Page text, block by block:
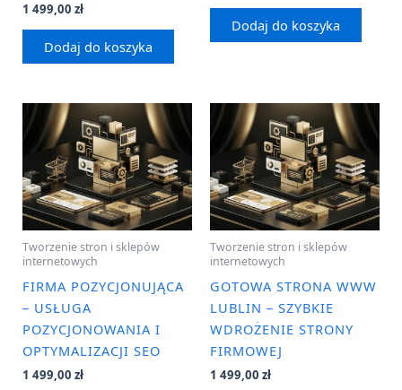
1 499,00 zł
Dodaj do koszyka
Dodaj do koszyka
Tworzenie stron i sklepów
internetowych
FIRMA POZYCJONUJĄCA
– USŁUGA
POZYCJONOWANIA I
OPTYMALIZACJI SEO
1 499,00 zł
Tworzenie stron i sklepów
internetowych
GOTOWA STRONA WWW
LUBLIN – SZYBKIE
WDROŻENIE STRONY
FIRMOWEJ
1 499,00 zł